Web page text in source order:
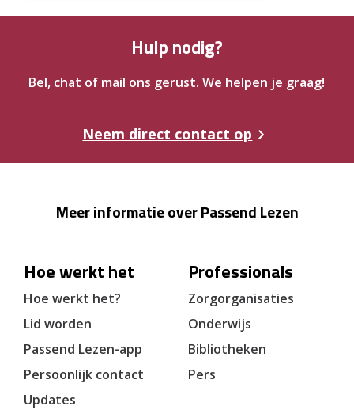
Hulp nodig?
Bel, chat of mail ons gerust. We helpen je graag!
Neem direct contact op
Meer informatie over Passend Lezen
Hoe werkt het
Hoe werkt het?
Lid worden
Passend Lezen-app
Persoonlijk contact
Updates
Professionals
Zorgorganisaties
Onderwijs
Bibliotheken
Pers